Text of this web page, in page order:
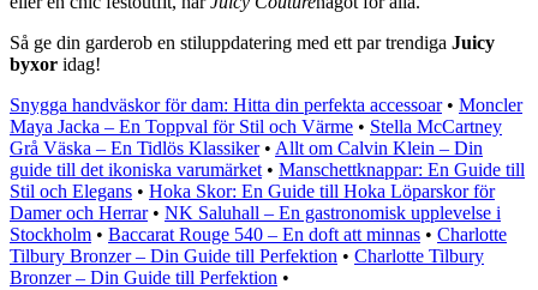
Så ge din garderob en stiluppdatering med ett par trendiga Juicy
byxor idag!
Snygga handväskor för dam: Hitta din perfekta accessoar• Moncler
Maya Jacka – En Toppval för Stil och Värme • Stella McCartney
Grå Väska – En Tidlös Klassiker• Allt om Calvin Klein – Din
guide till det ikoniska varumärket • Manschettknappar: En Guide till
Stil och Elegans • Hoka Skor: En Guide till Hoka Löparskor för
Damer och Herrar• NK Saluhall – En gastronomisk upplevelse i
Stockholm • Baccarat Rouge 540 – En doft att minnas • Charlotte
Tilbury Bronzer – Din Guide till Perfektion • Charlotte Tilbury
Bronzer – Din Guide till Perfektion •